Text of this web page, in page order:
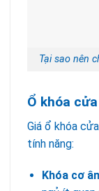
Tại sao nên
Ổ khóa
Giá ổ khóa
tính năng:
Khóa cơ